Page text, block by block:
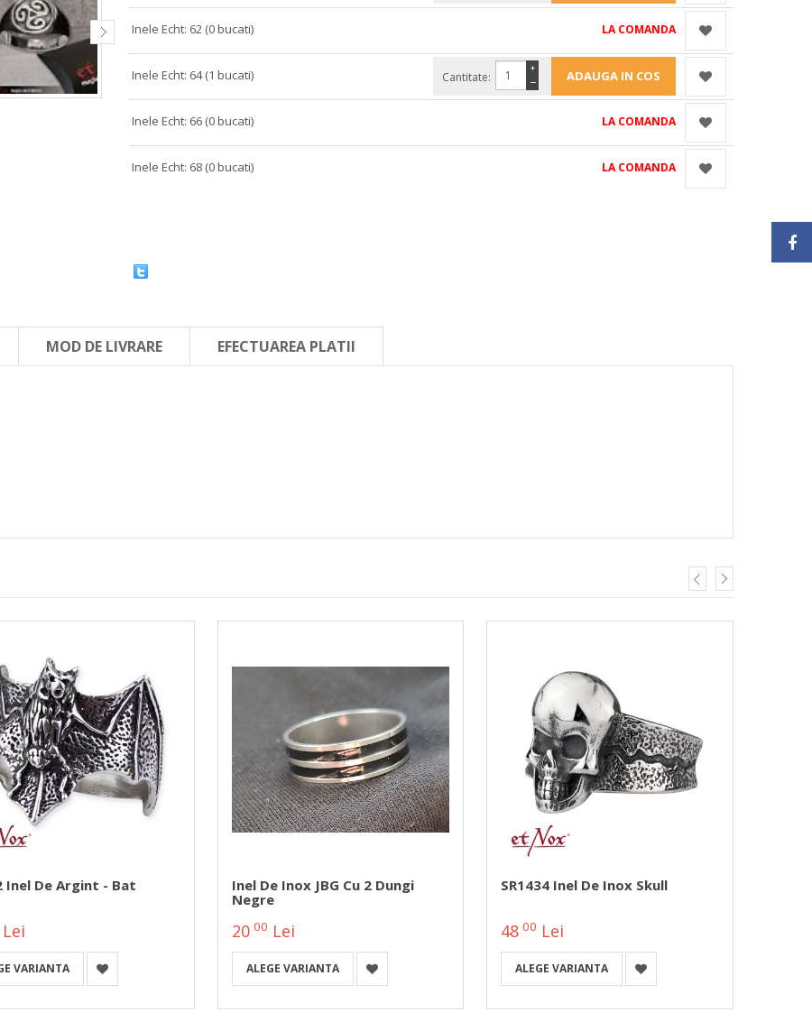
Inele Echt: 62 (0 bucati) LA COMANDA
Inele Echt: 64 (1 bucati) Cantitate: −
+
Inele Echt: 66 (0 bucati) LA COMANDA
Inele Echt: 68 (0 bucati) LA COMANDA
MOD DE LIVRARE EFECTUAREA PLATII
Inel De Argint - Bat
Lei
VARIANTA
Inel De Inox JBG Cu 2 Dungi
Negre
2000 Lei
ALEGE VARIANTA
SR1434 Inel De Inox Skull
48 00 Lei
ALEGE VARIANTA